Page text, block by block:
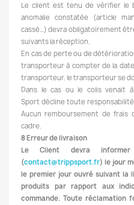
Le client est tenu de vérifier le
anomalie constatée (article
cassé…) devra obligatoirement
suivants la réception.
En cas de perte ou de
transporteur à compter de la
transporteur. le transporteur se
Dans le cas ou le colis venait
Sport décline toute
Aucun remboursement de
cadre.
8 Erreur de livraison
Le Client devra informer
(contact@trippsport.fr) le jour
le premier jour ouvré suivant la
produits par rapport aux
commande. Toute réclamation